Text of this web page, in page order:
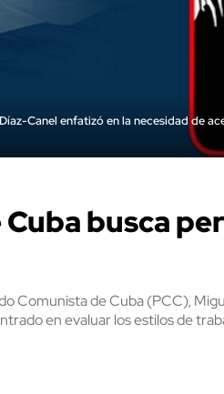
Díaz-Canel enfatizó en la necesidad de
busca
Comunista de Cuba (PCC),
en evaluar los estilos de